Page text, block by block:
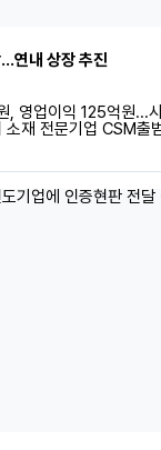
연내 상장 추진
, 영업이익 125억원...
소재 전문기업 CSM출